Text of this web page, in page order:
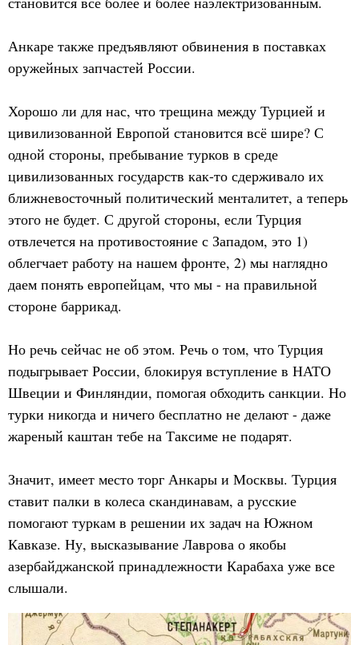
Анкаре также предъявляют обвинения в поставках
оружейных запчастей России.
Хорошо ли для нас, что трещина между Турцией и
цивилизованной Европой становится всё шире? С
одной стороны, пребывание турков в среде
цивилизованных государств как-то сдерживало их
ближневосточный политический менталитет, а теперь
этого не будет. С другой стороны, если Турция
отвлечется на противостояние с Западом, это 1)
облегчает работу на нашем фронте, 2) мы наглядно
даем понять европейцам, что мы - на правильной
стороне баррикад.
Но речь сейчас не об этом. Речь о том, что Турция
подыгрывает России, блокируя вступление в НАТО
Швеции и Финляндии, помогая обходить санкции. Но
турки никогда и ничего бесплатно не делают - даже
жареный каштан тебе на Таксиме не подарят.
Значит, имеет место торг Анкары и Москвы. Турция
ставит палки в колеса скандинавам, а русские
помогают туркам в решении их задач на Южном
Кавказе. Ну, высказывание Лаврова о якобы
азербайджанской принадлежности Карабаха уже все
слышали.